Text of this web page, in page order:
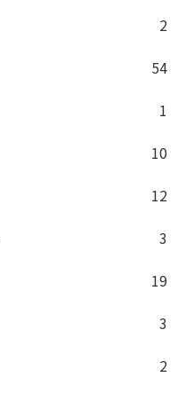
2
54
1
10
12
3
19
3
2